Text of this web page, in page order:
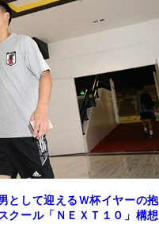
として迎えるＷ杯イヤーの抱
クール「ＮＥＸＴ１０」構想